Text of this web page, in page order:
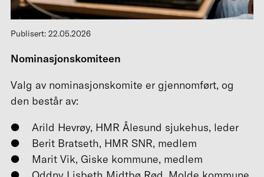
Publisert: 22.05.2026
Nominasjonskomiteen
Valg av nominasjonskomite er gjennomført, og
den består av:
Arild Hevrøy, HMR Ålesund sjukehus, leder
Berit Bratseth, HMR SNR, medlem
Marit Vik, Giske kommune, medlem